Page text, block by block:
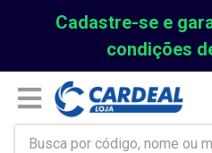
Cadastre-se e
condições